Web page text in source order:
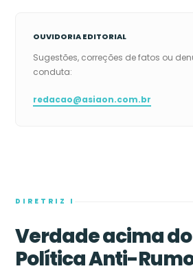
OUVIDORIA EDITORIAL
Sugestões, correções de fatos ou
conduta:
redacao@asiaon.com.br
DIRETRIZ I
Verdade acima
Política Anti-